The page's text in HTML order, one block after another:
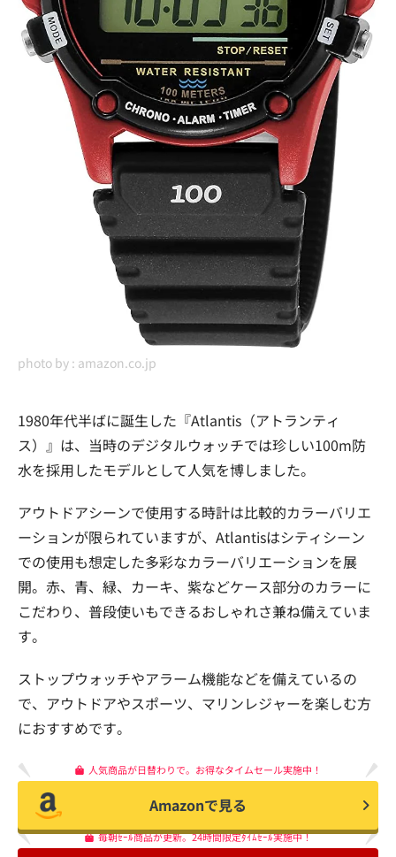
photo by : amazon.co.jp
1980年代半ばに誕生した『Atlantis（アトランティ
ス）』は、当時のデジタルウォッチでは珍しい100m防
水を採用したモデルとして人気を博しました。
アウトドアシーンで使用する時計は比較的カラーバリエ
ーションが限られていますが、Atlantisはシティシーン
での使用も想定した多彩なカラーバリエーションを展
開。赤、青、緑、カーキ、紫などケース部分のカラーに
こだわり、普段使いもできるおしゃれさ兼ね備えていま
す。
ストップウォッチやアラーム機能などを備えているの
で、アウトドアやスポーツ、マリンレジャーを楽しむ方
におすすめです。
人気商品が日替わりで。お得なタイムセール実施中！
Amazonで見る
毎朝ｾｰﾙ商品が更新。24時間限定ﾀｲﾑｾｰﾙ実施中！